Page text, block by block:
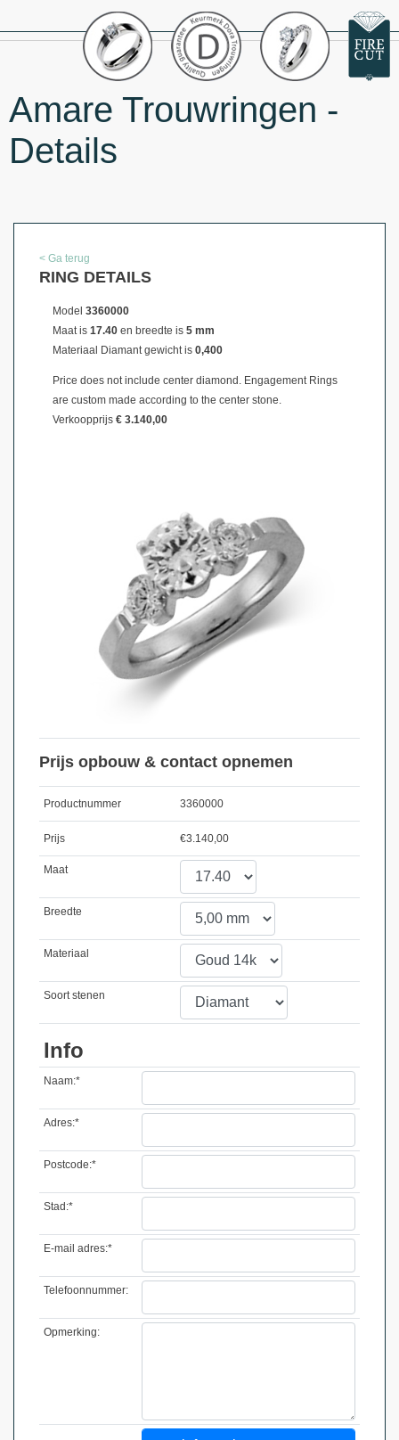
Amare Trouwringen -
Details
< Ga terug
RING DETAILS
Model 3360000
Maat is 17.40 en breedte is 5 mm
Materiaal Diamant gewicht is 0,400
Price does not include center diamond. Engagement Rings
are custom made according to the center stone.
Verkoopprijs € 3.140,00
Prijs opbouw & contact opnemen
Productnummer 3360000
Prijs €3.140,00
Maat
Breedte
Materiaal
Soort stenen
Info
Naam:*
Adres:*
Postcode:*
Stad:*
E-mail adres:*
Telefoonnummer:
Opmerking: